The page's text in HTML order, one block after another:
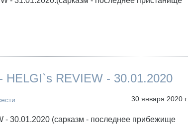
HELGI`s REVIEW - 30.01.2020
30 января 2020 г.
- 30.01.2020 (сарказм - последнее прибежище